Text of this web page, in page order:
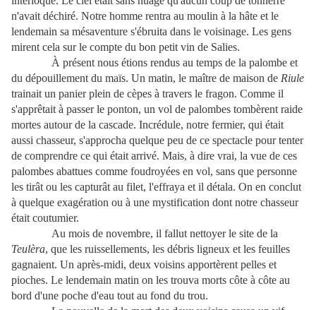
n'avait déchiré. Notre homme rentra au moulin à la hâte et le
lendemain sa mésaventure s'ébruita dans le voisinage. Les gens
mirent cela sur le compte du bon petit vin de Salies.
À présent nous étions rendus au temps de la palombe et
du dépouillement du maïs. Un matin, le maître de maison de Riule
trainait un panier plein de cèpes à travers le fragon. Comme il
s'apprêtait à passer le ponton, un vol de palombes tombèrent raide
mortes autour de la cascade. Incrédule, notre fermier, qui était
aussi chasseur, s'approcha quelque peu de ce spectacle pour tenter
de comprendre ce qui était arrivé. Mais, à dire vrai, la vue de ces
palombes abattues comme foudroyées en vol, sans que personne
les tirât ou les capturât au filet, l'effraya et il détala. On en conclut
à quelque exagération ou à une mystification dont notre chasseur
était coutumier.
Au mois de novembre, il fallut nettoyer le site de la
Teulèra, que les ruissellements, les débris ligneux et les feuilles
gagnaient. Un après-midi, deux voisins apportèrent pelles et
pioches. Le lendemain matin on les trouva morts côte à côte au
bord d'une poche d'eau tout au fond du trou.